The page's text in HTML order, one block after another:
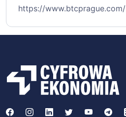
https://www.btcprague.com/